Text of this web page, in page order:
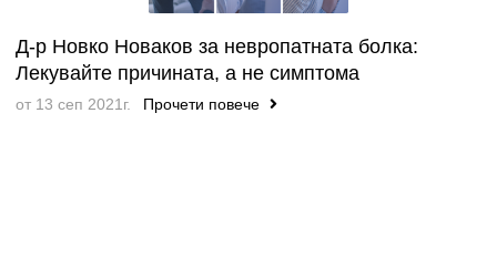
Д-р Новко Новаков за невропатната болка:
Лекувайте причината, а не симптома
от 13 сеп 2021г. Прочети повече